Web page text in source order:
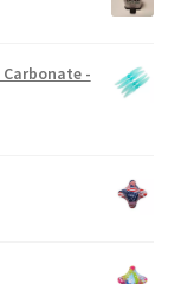
Carbonate -